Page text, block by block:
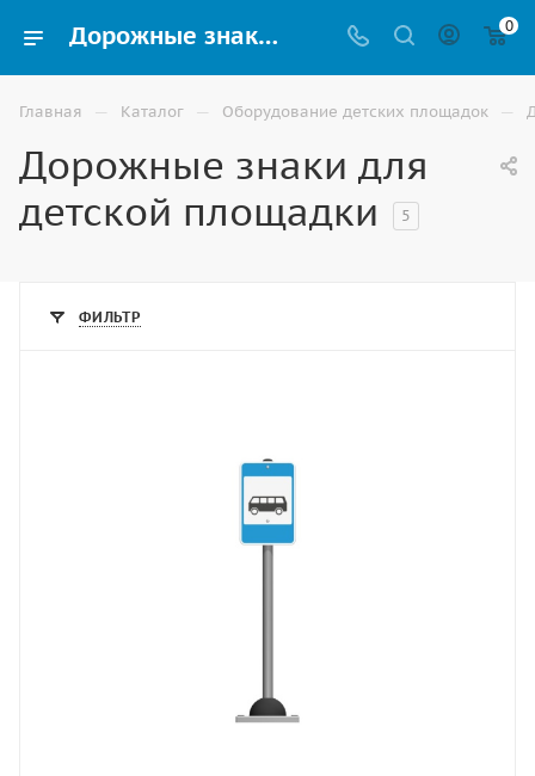
Дорожные знаки для детского сада купить в Астрахани 0
Главная — Каталог — Оборудование детских площадок —
Дорожные знаки для
детской площадки
5
ФИЛЬТР